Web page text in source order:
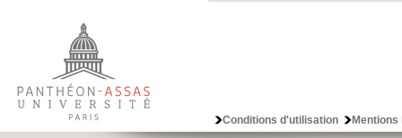
Conditions d'utilisation Mentions